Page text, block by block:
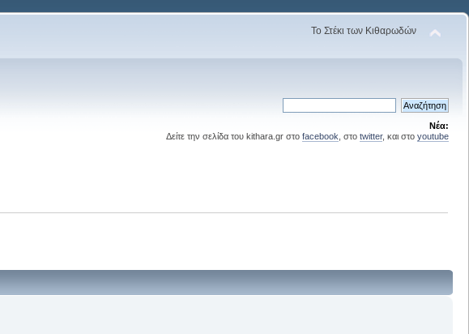
Το Στέκι των Κιθαρωδών
Νέα:
Δείτε την σελίδα του kithara.gr στο facebook , στο twitter, και στο youtube